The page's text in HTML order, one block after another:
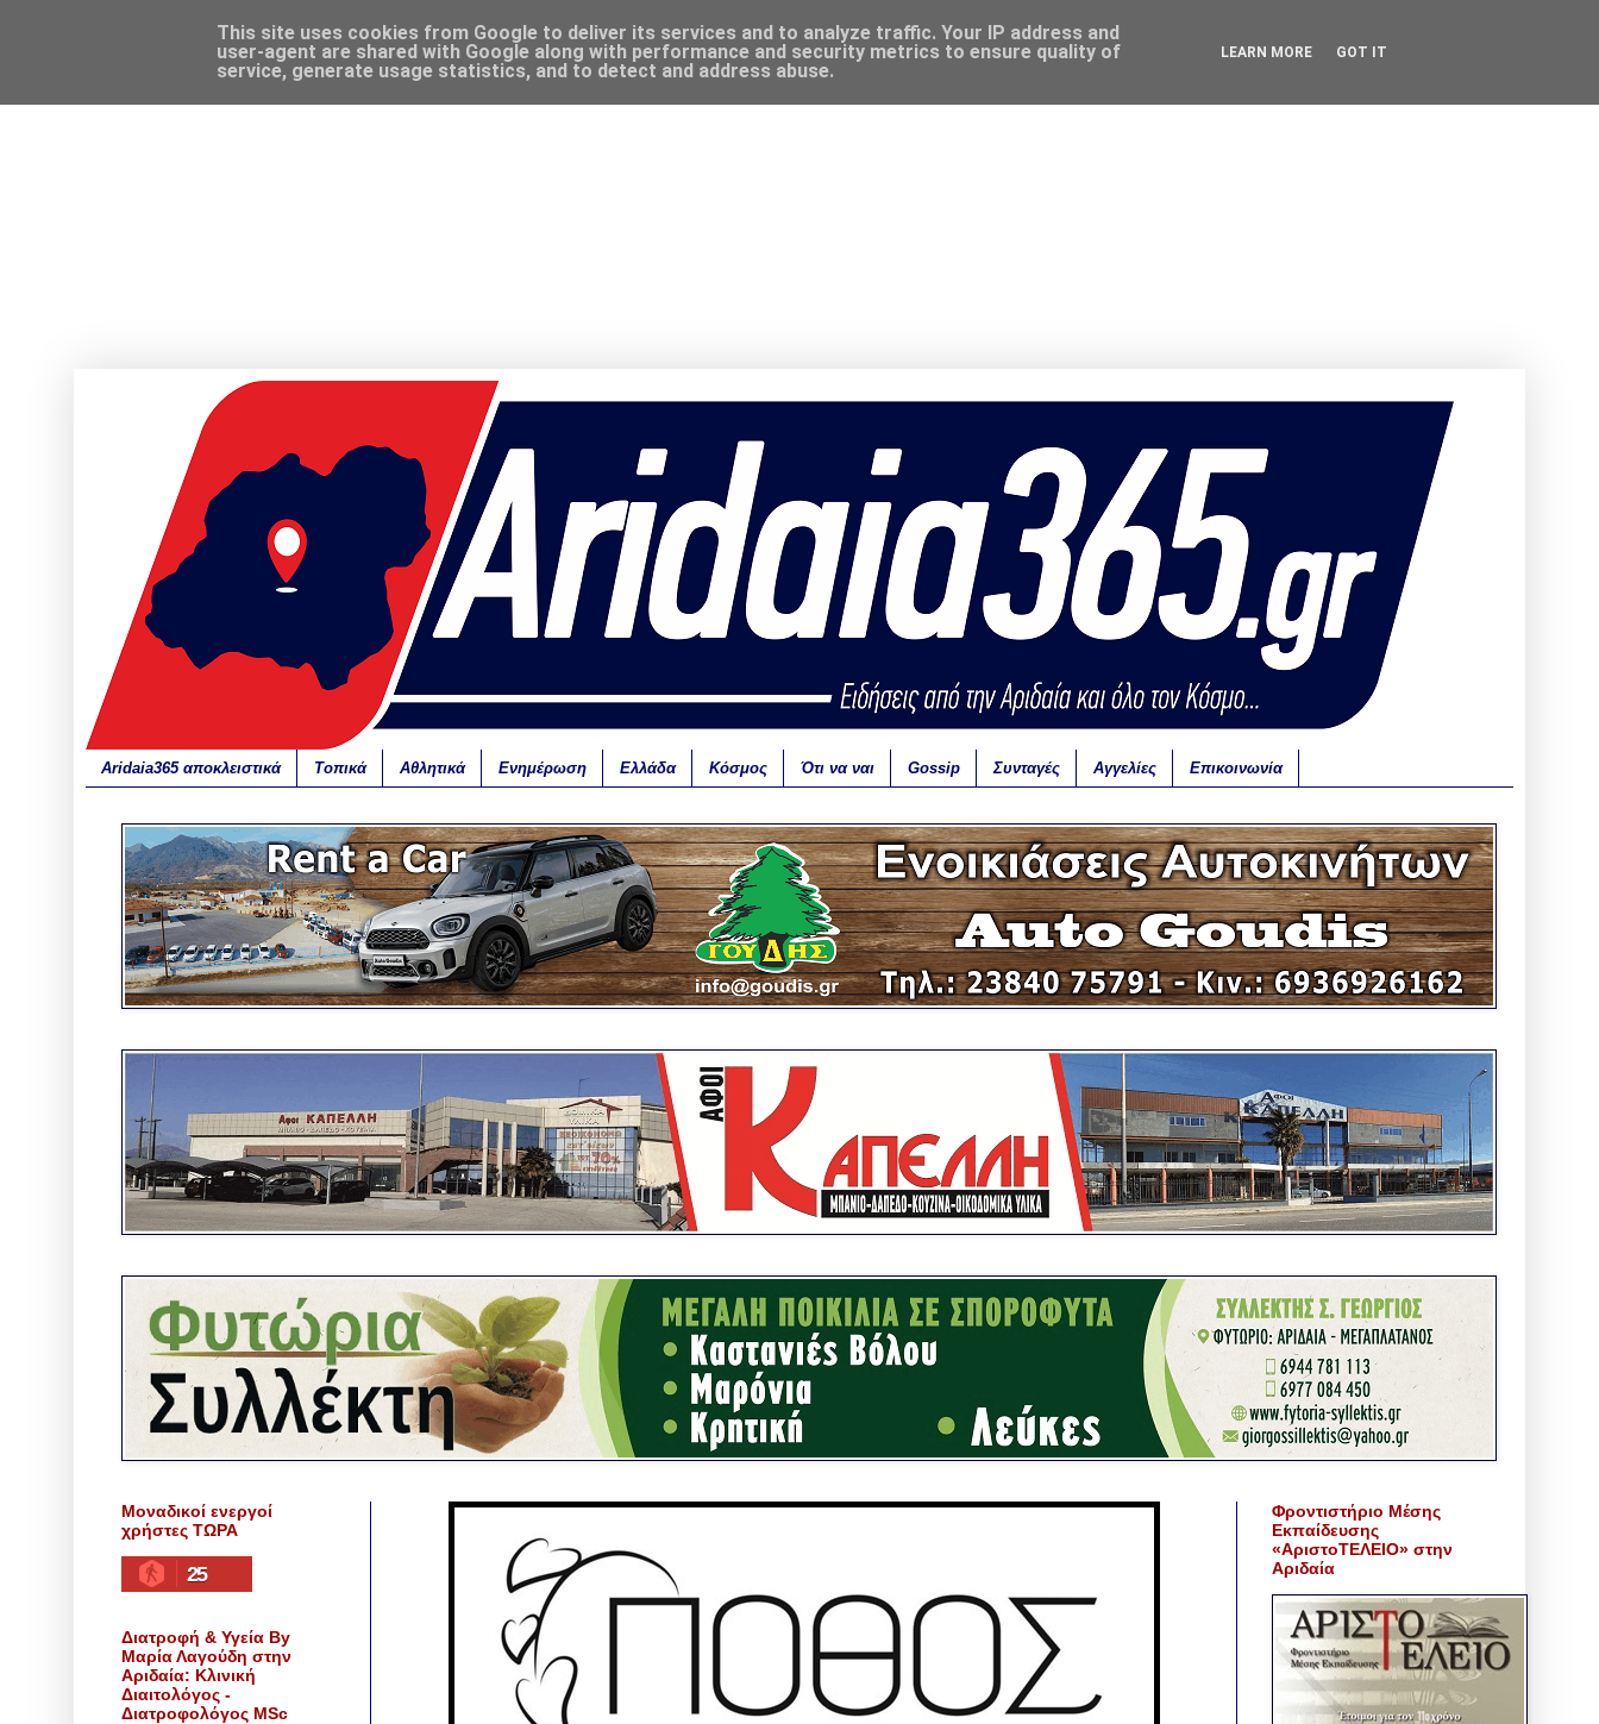
Aridaia365 αποκλειστικά Τοπικά Αθλητικά Ενημέρωση Ελλάδα Κόσμος Ότι να ναι Gossip Συνταγές Αγγελίες Επικοινωνία
Μοναδικοί ενεργοί
χρήστες ΤΩΡΑ
25
Διατροφή & Υγεία By
Μαρία Λαγούδη στην
Αριδαία: Κλινική
Διαιτολόγος -
Διατροφολόγος MSc
Φροντιστήριο Μέσης
Εκπαίδευσης
«ΑριστοΤΕΛΕΙΟ» στην
Αριδαία
This site uses cookies from Google to deliver its services and to analyze traffic. Your IP address and
user-agent are shared with Google along with performance and security metrics to ensure quality of
service, generate usage statistics, and to detect and address abuse.
LEARN MORE GOT IT